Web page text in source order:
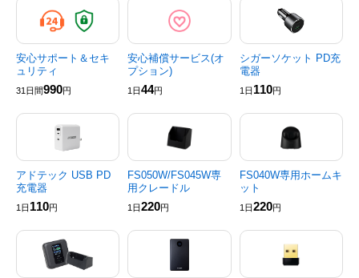
安心サポート＆セキ
ュリティ
31日間990円
安心補償サービス(オ
プション)
1日44円
シガーソケット PD充
電器
1日 110円
アドテック USB PD
充電器
1日 110円
FS050W/FS045W専
用クレードル
1日220円
FS040W専用ホームキ
ット
1日220円